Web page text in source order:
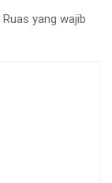
Ruas yang wajib